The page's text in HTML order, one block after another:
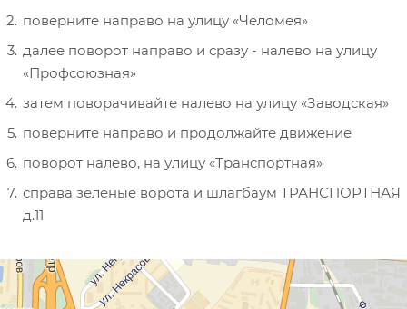
поверните направо на улицу «Челомея»
далее поворот направо и сразу - налево на улицу
«Профсоюзная»
затем поворачивайте налево на улицу «Заводская»
поверните направо и продолжайте движение
поворот налево, на улицу «Транспортная»
справа зеленые ворота и шлагбаум ТРАНСПОРТНАЯ
д.11